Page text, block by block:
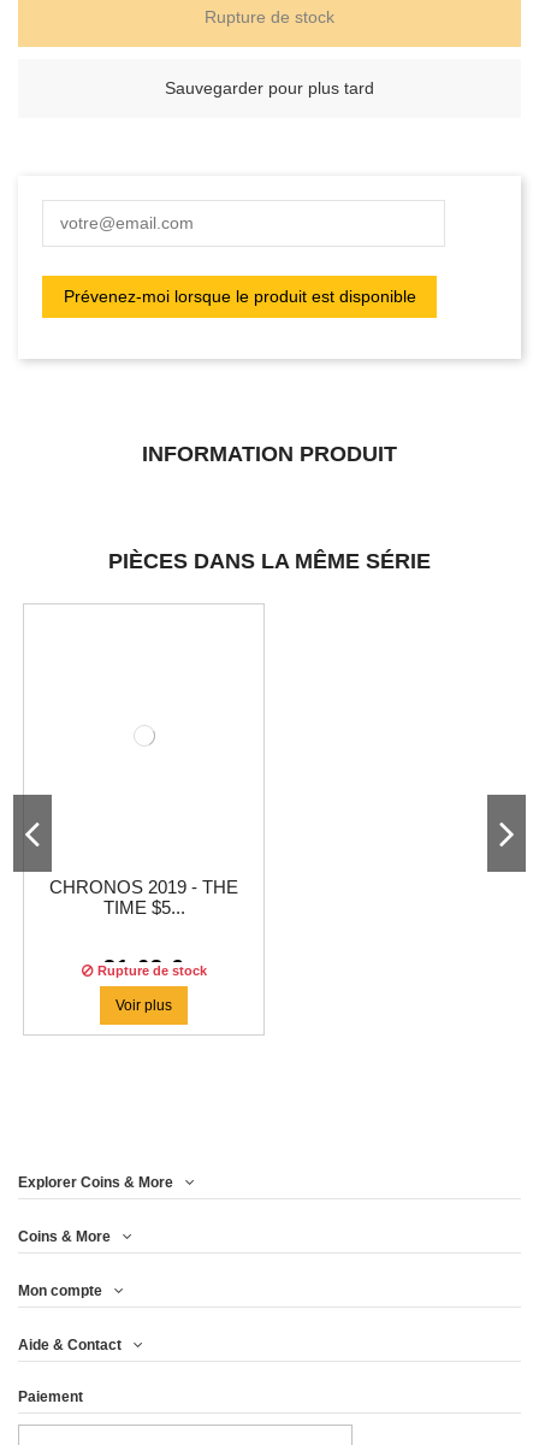
Rupture de stock
Sauvegarder pour plus tard
INFORMATION PRODUIT
PIÈCES DANS LA MÊME SÉRIE
CHRONOS 2019 - THE
TIME $5...
31,63 €
Rupture de stock
Voir plus
Explorer Coins & More
Coins & More
Mon compte
Aide & Contact
Paiement